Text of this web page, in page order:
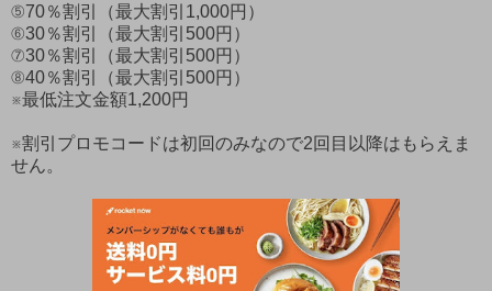
⑤70％割引（最大割引1,000円）
⑥30％割引（最大割引500円）
⑦30％割引（最大割引500円）
⑧40％割引（最大割引500円）
※最低注文金額1,200円
※割引プロモコードは初回のみなので2回目以降はもらえま
せん。